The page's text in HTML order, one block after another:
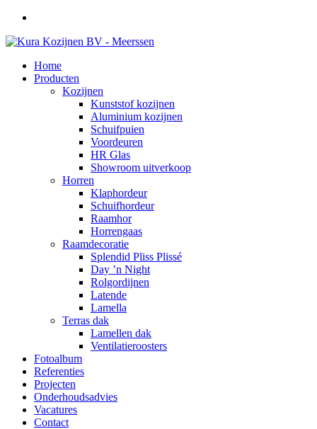
Home
Producten
Kozijnen
Kunststof kozijnen
Aluminium kozijnen
Schuifpuien
Voordeuren
HR Glas
Showroom uitverkoop
Horren
Klaphordeur
Schuifhordeur
Raamhor
Horrengaas
Raamdecoratie
Splendid Pliss Plissé
Day ’n Night
Rolgordijnen
Latende
Lamella
Terras dak
Lamellen dak
Ventilatieroosters
Fotoalbum
Referenties
Projecten
Onderhoudsadvies
Vacatures
Contact